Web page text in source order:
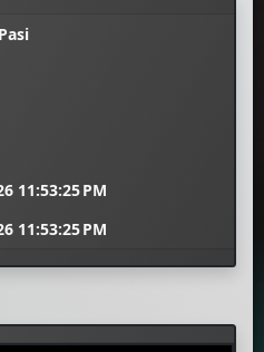
11:53:25 PM
11:53:25 PM